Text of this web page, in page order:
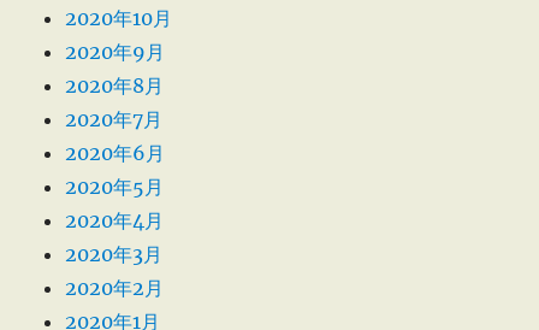
2020年10月
2020年9月
2020年8月
2020年7月
2020年6月
2020年5月
2020年4月
2020年3月
2020年2月
2020年1月